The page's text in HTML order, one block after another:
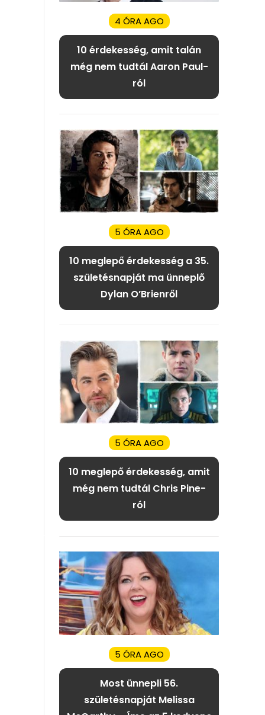
4 ÓRA AGO
10 érdekesség, amit talán
még nem tudtál Aaron Paul-
ról
5 ÓRA AGO
10 meglepő érdekesség a 35.
születésnapját ma ünneplő
Dylan O’Brienről
5 ÓRA AGO
10 meglepő érdekesség, amit
még nem tudtál Chris Pine-
ról
5 ÓRA AGO
Most ünnepli 56.
születésnapját Melissa